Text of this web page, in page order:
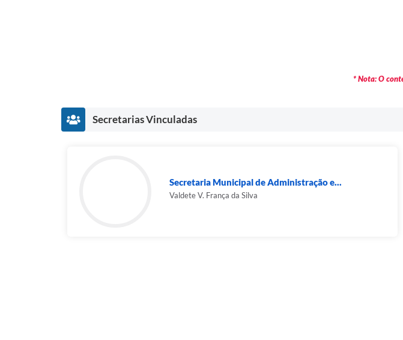
* Nota: O
Secretarias Vinculadas
Secretaria Municipal de Administração e...
Valdete V. França da Silva